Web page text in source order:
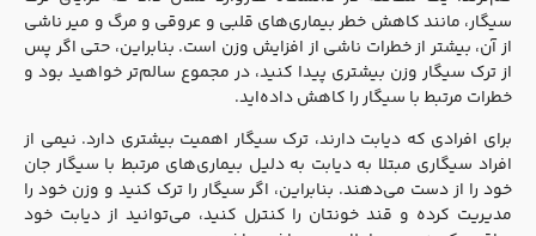
سیگار، مانند کاهش خطر بیماری‌های قلبی و عروقی و مرگ و میر ناشی
از آن، بیشتر از خطرات ناشی از افزایش وزن است. بنابراین، حتی اگر پس
از ترک سیگار وزن بیشتری پیدا کنید، در مجموع سالم‌تر خواهید بود و
خطرات مرتبط با سیگار را کاهش داده‌اید.
برای افرادی که دیابت دارند، ترک سیگار اهمیت بیشتری دارد. نیمی از
افراد سیگاری مبتلا به دیابت به دلیل بیماری‌های مرتبط با سیگار جان
خود را از دست می‌دهند. بنابراین، اگر سیگار را ترک کنید و وزن خود را
مدیریت کرده و قند خونتان را کنترل کنید، می‌توانید از دیابت خود